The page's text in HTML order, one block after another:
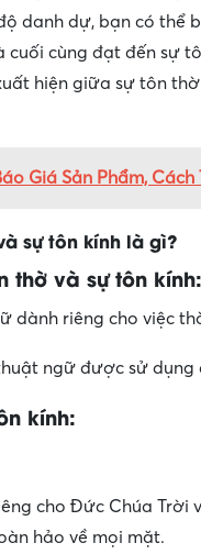
danh dự, bạn có thể
cuối cùng đạt đến sự
hiện giữa sự tôn
Giá Sản Phẩm,
sự tôn kính là gì?
thờ và sự tôn kính:
dành riêng cho việc
ngữ được sử
kính:
cho Đức Chúa
hảo về mọi mặt.